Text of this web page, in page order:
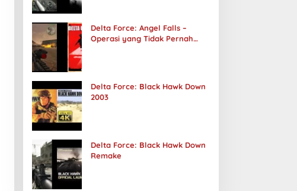
Delta Force: Angel Falls –
Operasi yang Tidak Pernah
Delta Force: Black Hawk Down
2003
Delta Force: Black Hawk Down
Remake